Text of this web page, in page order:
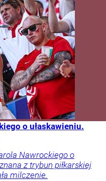
o ułaskawieniu.
Nawrockiego o
z trybun piłkarskiej
milczenie.